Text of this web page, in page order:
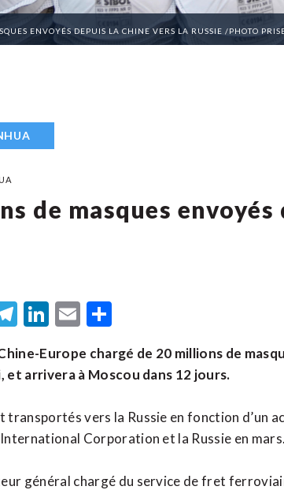
ENVOYÉS DEPUIS LA CHINE VERS LA RUSSIE /PHOTO
de masques envoyés
Telegram
LinkedIn
Email
Europe chargé de 20 millions de
et arrivera à Moscou dans 12 jours.
transportés vers la Russie en fonction d’un
Corporation et la Russie en mars.
général chargé du service de fret